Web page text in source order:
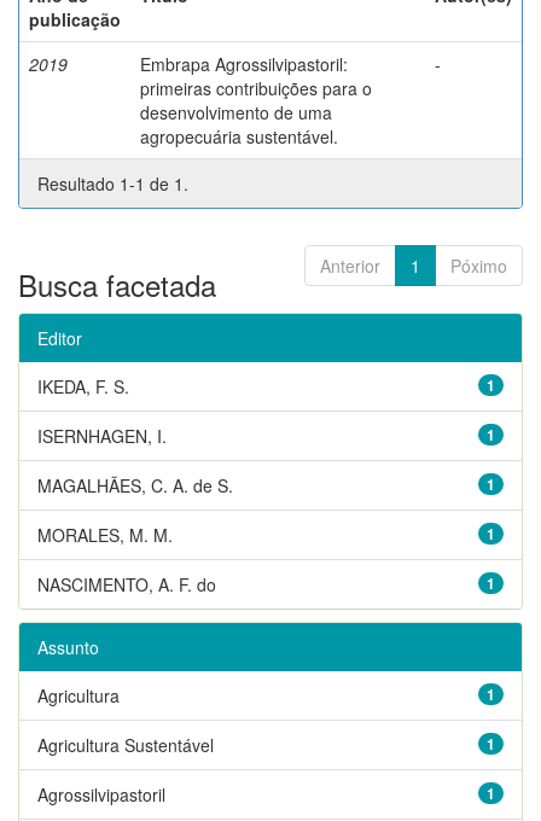
publicação
2019
Embrapa Agrossilvipastoril:
primeiras contribuições para o
desenvolvimento de uma
agropecuária sustentável.
-
Resultado 1-1 de 1.
Anterior 1 Póximo
Busca facetada
Editor
1
IKEDA, F. S.
1
ISERNHAGEN, I.
1
MAGALHÃES, C. A. de S.
1
MORALES, M. M.
1
NASCIMENTO, A. F. do
Assunto
1
Agricultura
1
Agricultura Sustentável
1
Agrossilvipastoril